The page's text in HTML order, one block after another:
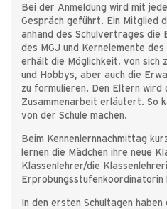
Bei der Anmeldung wird mit
Gespräch geführt. Ein Mitglied
anhand des Schulvertrages die
des MGJ und Kernelemente des
erhält die Möglichkeit, von sich
und Hobbys, aber auch die
zu formulieren. Den Eltern wird
Zusammenarbeit erläutert. So
von der Schule machen.
Beim Kennenlernnachmittag
lernen die Mädchen ihre neue
Klassenlehrer/die
Erprobungsstufenkoordinatorin
In den ersten Schultagen